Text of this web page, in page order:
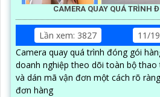
CAMERA QUAY QUÁ TRÌNH
Lần xem: 3827
11/
Camera quay quá trình đóng gói
doanh nghiệp theo dõi toàn bộ
và dán mã vận đơn một cách rõ
đơn hàng